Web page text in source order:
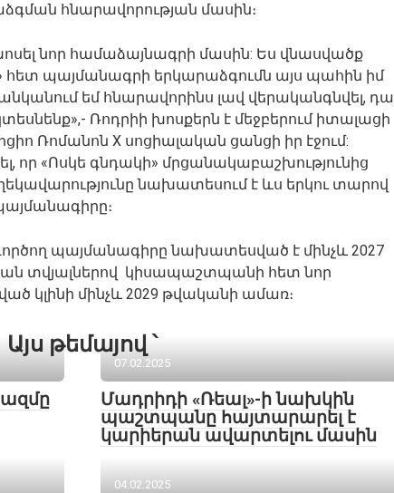
հնարավորության մասին։
խոսել նոր համաձայնագրի մասին: Ես վնասվածք
հետ պայմանագրի երկարաձգումն այս պահին իմ
եմ հնարավորինս լավ վերականգնվել, դա
Ռոդրիի խոսքերն է մեջբերում իտալացի
Ռոմանոն X սոցիալական ցանցի իր էջում:
որ «Ոսկե գնդակի» մրցանակաբաշխությունից
նախատեսում է ևս երկու տարով
պայմանագիրը նախատեսված է մինչև 2027
տվյալներով կիսապաշտպանի հետ նոր
կլինի մինչև 2029 թվականի ամառ։
Այս թեմայով ՝
07.02.2025
Մադրիդի «Ռեալ»-ի նախկին
պաշտպանը հայտարարել է
կարիերան ավարտելու մասին
04.02.2025